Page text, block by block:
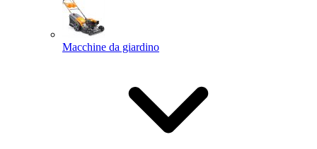
Macchine da giardino